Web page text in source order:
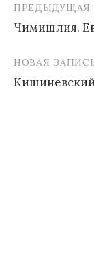
по
записям
ПРЕДЫДУЩАЯ
Чимишлия.
НОВАЯ
Кишиневский